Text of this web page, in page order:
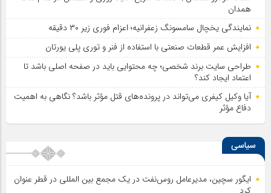
همدان
نمایندگی یخچال سامسونگ زعفرانیه؛ اعزام فوری زیر ۳۰ دقیقه
افزایش عمر قطعات صنعتی با استفاده از فنر و توری پلی یورتان
طراحی سایت برند شخصی؛ چه محتوایی باید در صفحه اصلی باشد تا
اعتماد ایجاد کند؟
آیا وکیل کیفری می‌تواند در پرونده‌های قتل مؤثر باشد؟ نگاهی به اهمیت
دفاع مؤثر
سیاسی
ایگور سچین، مدیرعامل روس‌نفت در یک مجمع بین المللی در قطر عنوان
کرد